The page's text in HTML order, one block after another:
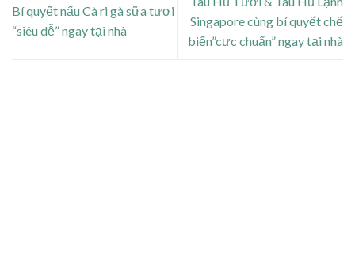
Bí quyết nấu Cà ri gà sữa tươi
“siêu dễ” ngay tại nhà
Singapore cùng bí quyết chế
biến”cực chuẩn” ngay tại nhà